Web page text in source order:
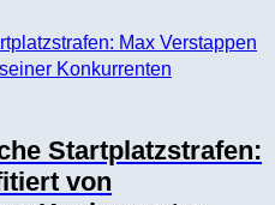
Startplatzstrafen:
von